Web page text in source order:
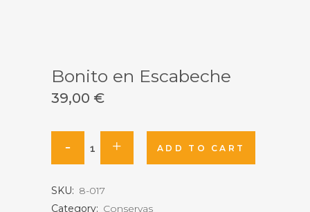
Bonito en Escabeche
39,00 €
en
Escabeche
ADD TO CART
SKU: 8-017
Category: Conservas